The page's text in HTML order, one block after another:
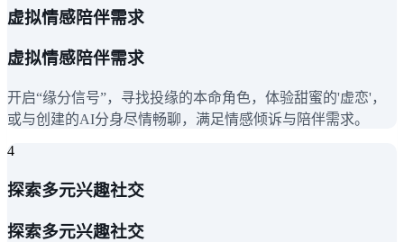
虚拟情感陪伴需求
虚拟情感陪伴需求
开启“缘分信号”，寻找投缘的本命角色，体验甜蜜的'虚恋'，
或与创建的AI分身尽情畅聊，满足情感倾诉与陪伴需求。
4
探索多元兴趣社交
探索多元兴趣社交